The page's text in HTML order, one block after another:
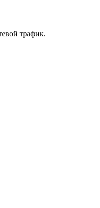
трафик.